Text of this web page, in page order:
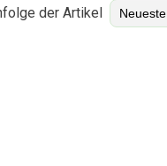
der Artikel